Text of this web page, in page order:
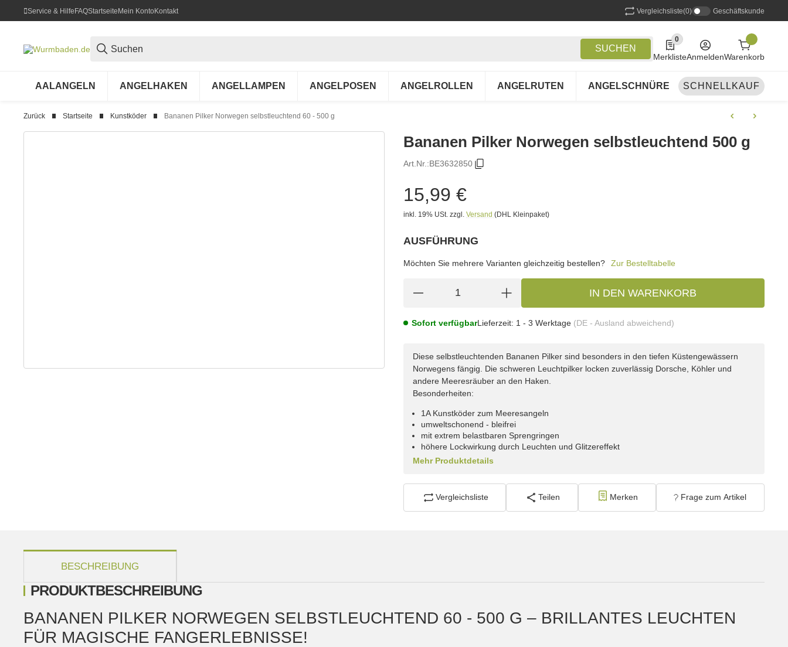
Service & HilfeFAQStartseiteMein KontoKontakt Vergleichsliste(0) Geschäftskunde
SUCHEN
0
0 Produkte in der Liste
MerklisteAnmeldenWarenkorb
AALANGELN ANGELHAKEN ANGELLAMPEN ANGELPOSEN ANGELROLLEN ANGELRUTEN ANGELSCHNÜRE ANGELSETS
SCHNELLKAUF
Zurück Startseite Kunstköder Bananen Pilker Norwegen selbstleuchtend 60 - 500 g
Bananen Pilker Norwegen selbstleuchtend 500 g
Art.Nr.:BE3632850
15,99 €
inkl. 19% USt. zzgl. Versand (DHL Kleinpaket)
AUSFÜHRUNG
Möchten Sie mehrere Varianten gleichzeitig bestellen?
Zur Bestelltabelle
IN DEN WARENKORB
Sofort verfügbarLieferzeit: 1 - 3 Werktage (DE - Ausland abweichend)
Diese selbstleuchtenden Bananen Pilker sind besonders in den tiefen Küstengewässern
Norwegens fängig. Die schweren Leuchtpilker locken zuverlässig Dorsche, Köhler und
andere Meeresräuber an den Haken.
Besonderheiten:
1A Kunstköder zum Meeresangeln
umweltschonend - bleifrei
mit extrem belastbaren Sprengringen
höhere Lockwirkung durch Leuchten und Glitzereffekt
Mehr Produktdetails
Vergleichsliste Teilen Merken Frage zum Artikel
BESCHREIBUNG
PRODUKTBESCHREIBUNG
BANANEN PILKER NORWEGEN SELBSTLEUCHTEND 60 - 500 G – BRILLANTES LEUCHTEN
FÜR MAGISCHE FANGERLEBNISSE!